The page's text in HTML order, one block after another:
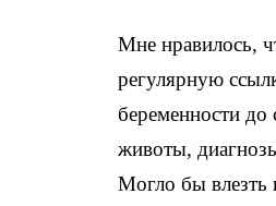
Мне нравилось,
регулярную
беременности
животы,
Могло бы влезть